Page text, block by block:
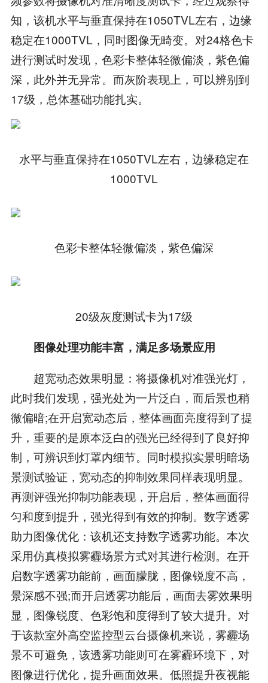
知，该机水平与垂直保持在1050TVL左右，边缘
稳定在1000TVL，同时图像无畸变。对24格色卡
进行测试时发现，色彩卡整体轻微偏淡，紫色偏
深，此外并无异常。而灰阶表现上，可以辨别到
17级，总体基础功能扎实。
水平与垂直保持在1050TVL左右，边缘稳定在
1000TVL
色彩卡整体轻微偏淡，紫色偏深
20级灰度测试卡为17级
图像处理功能丰富，满足多场景应用
超宽动态效果明显：将摄像机对准强光灯，
此时我们发现，强光处为一片泛白，而后景也稍
微偏暗;在开启宽动态后，整体画面亮度得到了提
升，重要的是原本泛白的强光已经得到了良好抑
制，可辨识到灯罩内细节。同时模拟实景明暗场
景测试验证，宽动态的抑制效果同样表现明显。
再测评强光抑制功能表现，开启后，整体画面得
匀和度到提升，强光得到有效的抑制。数字透雾
助力图像优化：该机还支持数字透雾功能。本次
采用仿真模拟雾霾场景方式对其进行检测。在开
启数字透雾功能前，画面朦胧，图像锐度不高，
景深感不强;而开启透雾功能后，画面去雾效果明
显，图像锐度、色彩饱和度得到了较大提升。对
于该款室外高空监控型云台摄像机来说，雾霾场
景不可避免，该透雾功能则可在雾霾环境下，对
图像进行优化，提升画面效果。低照提升夜视能